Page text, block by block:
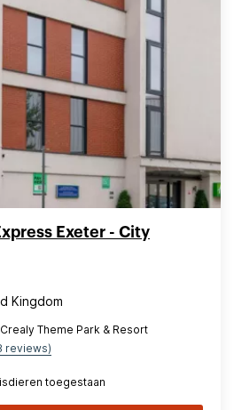
Exeter - City
Kingdom
Theme Park & Resort
reviews)
toegestaan